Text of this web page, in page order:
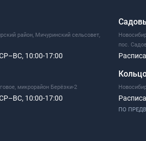
район, Мичуринский сельсовет,
10:00-17:00
микрорайон Берёзки-2
10:00-17:00
пос.
ПО